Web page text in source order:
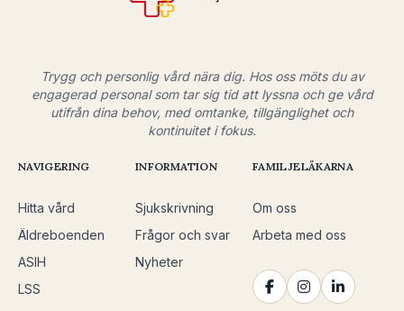
Trygg och personlig vård nära dig. Hos oss möts du av
engagerad personal som tar sig tid att lyssna och ge vård
utifrån dina behov, med omtanke, tillgänglighet och
kontinuitet i fokus.
NAVIGERING
Hitta vård
Äldreboenden
ASIH
LSS
INFORMATION
Sjukskrivning
Frågor och svar
Nyheter
FAMILJELÄKARNA
Om oss
Arbeta med oss